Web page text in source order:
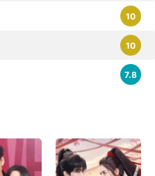
7.8
10
10